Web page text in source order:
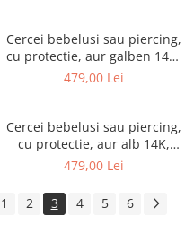
Cercei bebelusi sau piercing,
cu protectie, aur galben 14K,
Piatra smarald 2 mm
479,00 Lei
Cercei bebelusi sau piercing,
cu protectie, aur alb 14K,
Piatra smarald 2 mm
479,00 Lei
1 2 3 4 5 6